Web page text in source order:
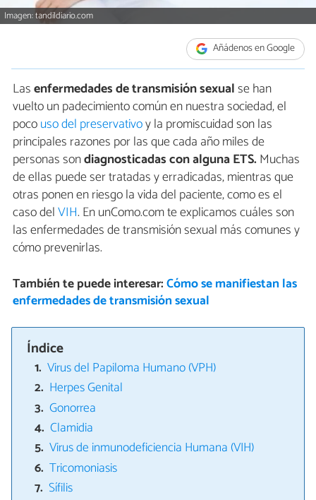
Imagen: tandildiario.com
Añádenos en Google
Lasenfermedades de transmisión sexualse han
vuelto un padecimiento común en nuestra sociedad, el
pocouso del preservativoy la promiscuidad son las
principales razones por las que cada año miles de
personas sondiagnosticadas con alguna ETS.Muchas
de ellas puede ser tratadas y erradicadas, mientras que
otras ponen en riesgo la vida del paciente, como es el
caso delVIH. En unComo.com te explicamos cuáles son
las enfermedades de transmisión sexual más comunes y
cómo prevenirlas.
También te puede interesar:Cómo se manifiestan las
enfermedades de transmisión sexual
Índice
Virus del Papiloma Humano (VPH)
Herpes Genital
Gonorrea
Clamidia
Virus de inmunodeficiencia Humana (VIH)
Tricomoniasis
Sífilis